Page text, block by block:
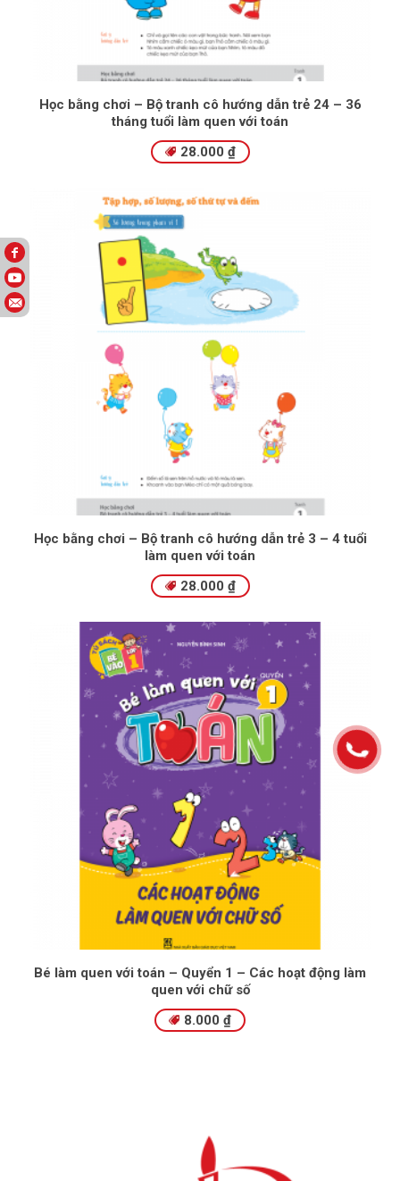
Học bằng chơi – Bộ tranh cô hướng dẫn trẻ 24 – 36
tháng tuổi làm quen với toán
28.000 ₫
Học bằng chơi – Bộ tranh cô hướng dẫn trẻ 3 – 4 tuổi
làm quen với toán
28.000 ₫
Bé làm quen với toán – Quyển 1 – Các hoạt động làm
quen với chữ số
8.000 ₫